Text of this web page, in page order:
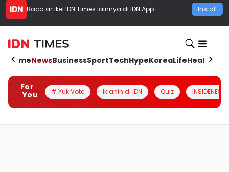
Baca artikel IDN Times lainnya di IDN App Install
HomeNewsBusinessSportTechHypeKoreaLifeHealth
For
You
# Yuk Vote Iklanin di IDN Quiz INSIDENESIA